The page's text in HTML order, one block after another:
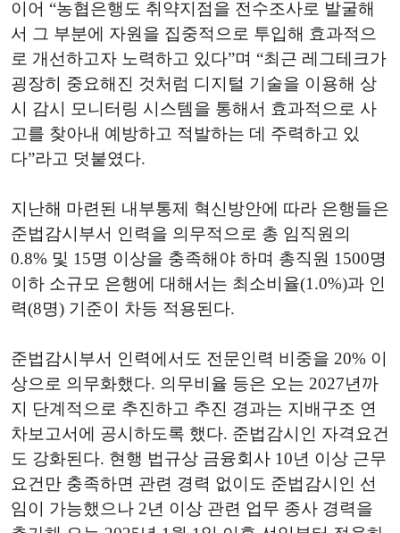
이어 “농협은행도 취약지점을 전수조사로 발굴해
서 그 부분에 자원을 집중적으로 투입해 효과적으
로 개선하고자 노력하고 있다”며 “최근 레그테크가
굉장히 중요해진 것처럼 디지털 기술을 이용해 상
시 감시 모니터링 시스템을 통해서 효과적으로 사
고를 찾아내 예방하고 적발하는 데 주력하고 있
다”라고 덧붙였다.
지난해 마련된 내부통제 혁신방안에 따라 은행들은
준법감시부서 인력을 의무적으로 총 임직원의
0.8% 및 15명 이상을 충족해야 하며 총직원 1500명
이하 소규모 은행에 대해서는 최소비율(1.0%)과 인
력(8명) 기준이 차등 적용된다.
준법감시부서 인력에서도 전문인력 비중을 20% 이
상으로 의무화했다. 의무비율 등은 오는 2027년까
지 단계적으로 추진하고 추진 경과는 지배구조 연
차보고서에 공시하도록 했다. 준법감시인 자격요건
도 강화된다. 현행 법규상 금융회사 10년 이상 근무
요건만 충족하면 관련 경력 없이도 준법감시인 선
임이 가능했으나 2년 이상 관련 업무 종사 경력을